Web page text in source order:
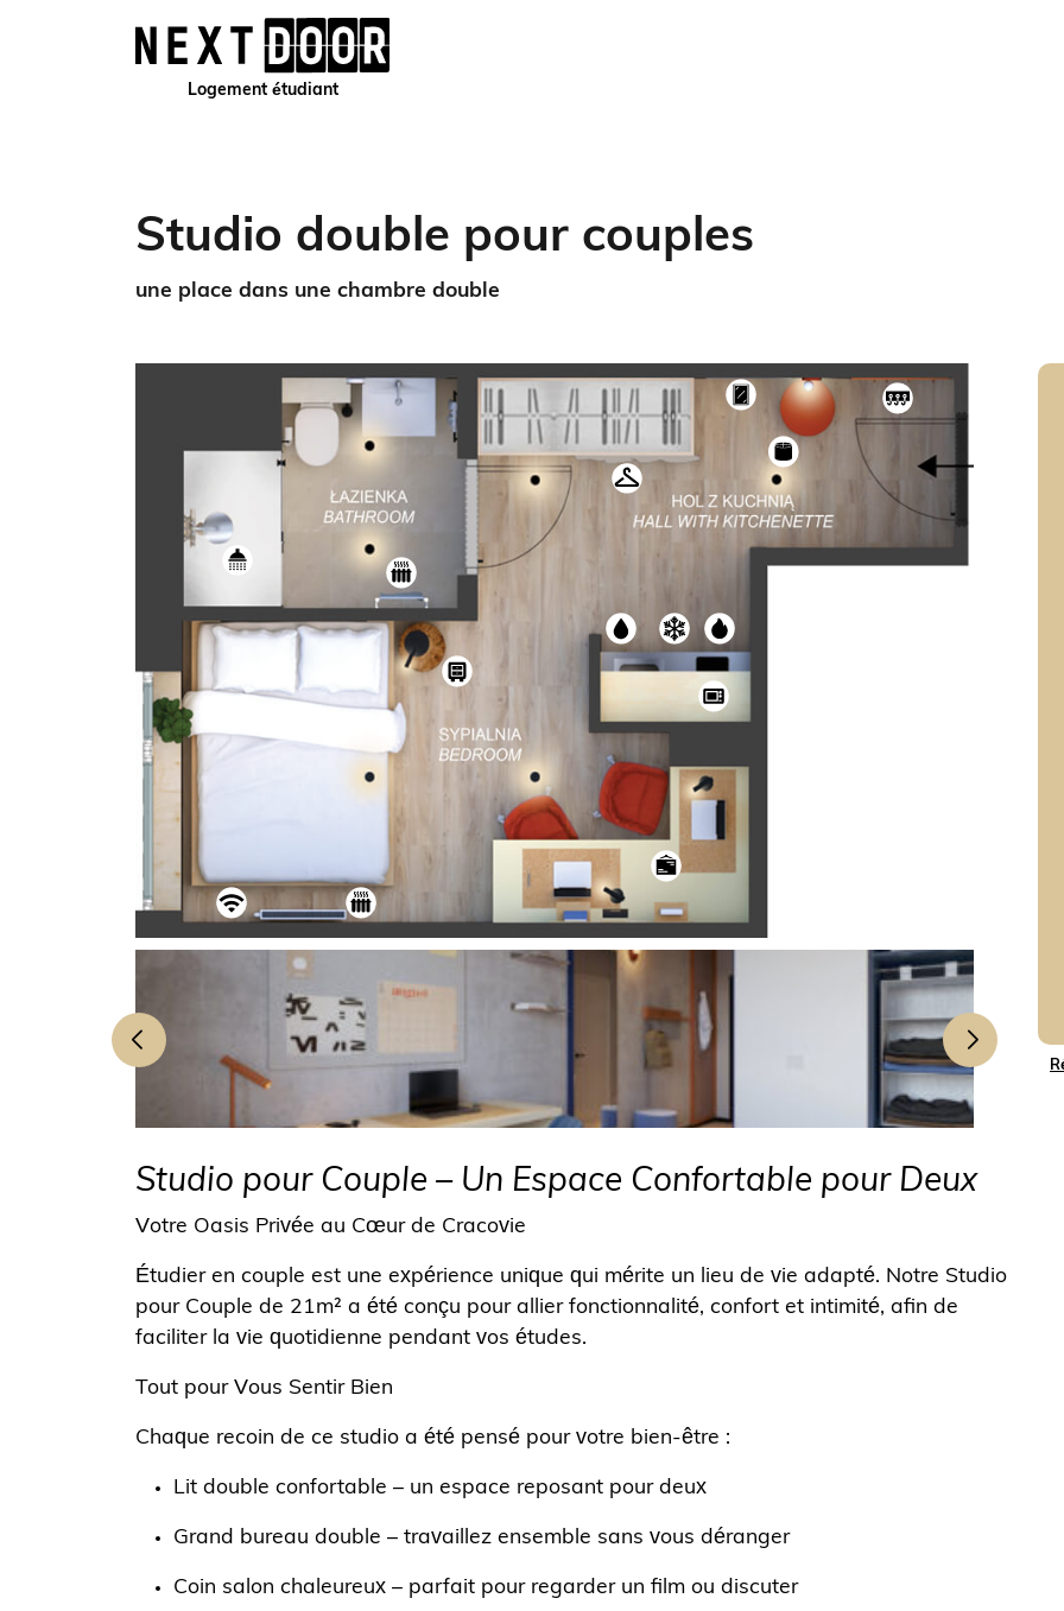
Logement étudiant
Studio double pour couples
une place dans une chambre double
Studio pour Couple – Un Espace Confortable pour Deux
Votre Oasis Privée au Cœur de Cracovie
Étudier en couple est une expérience unique qui mérite un lieu de vie adapté. Notre Studio
pour Couple de 21m² a été conçu pour allier fonctionnalité, confort et intimité, afin de
faciliter la vie quotidienne pendant vos études.
Tout pour Vous Sentir Bien
Chaque recoin de ce studio a été pensé pour votre bien-être :
Lit double confortable – un espace reposant pour deux
Grand bureau double – travaillez ensemble sans vous déranger
Coin salon chaleureux – parfait pour regarder un film ou discuter